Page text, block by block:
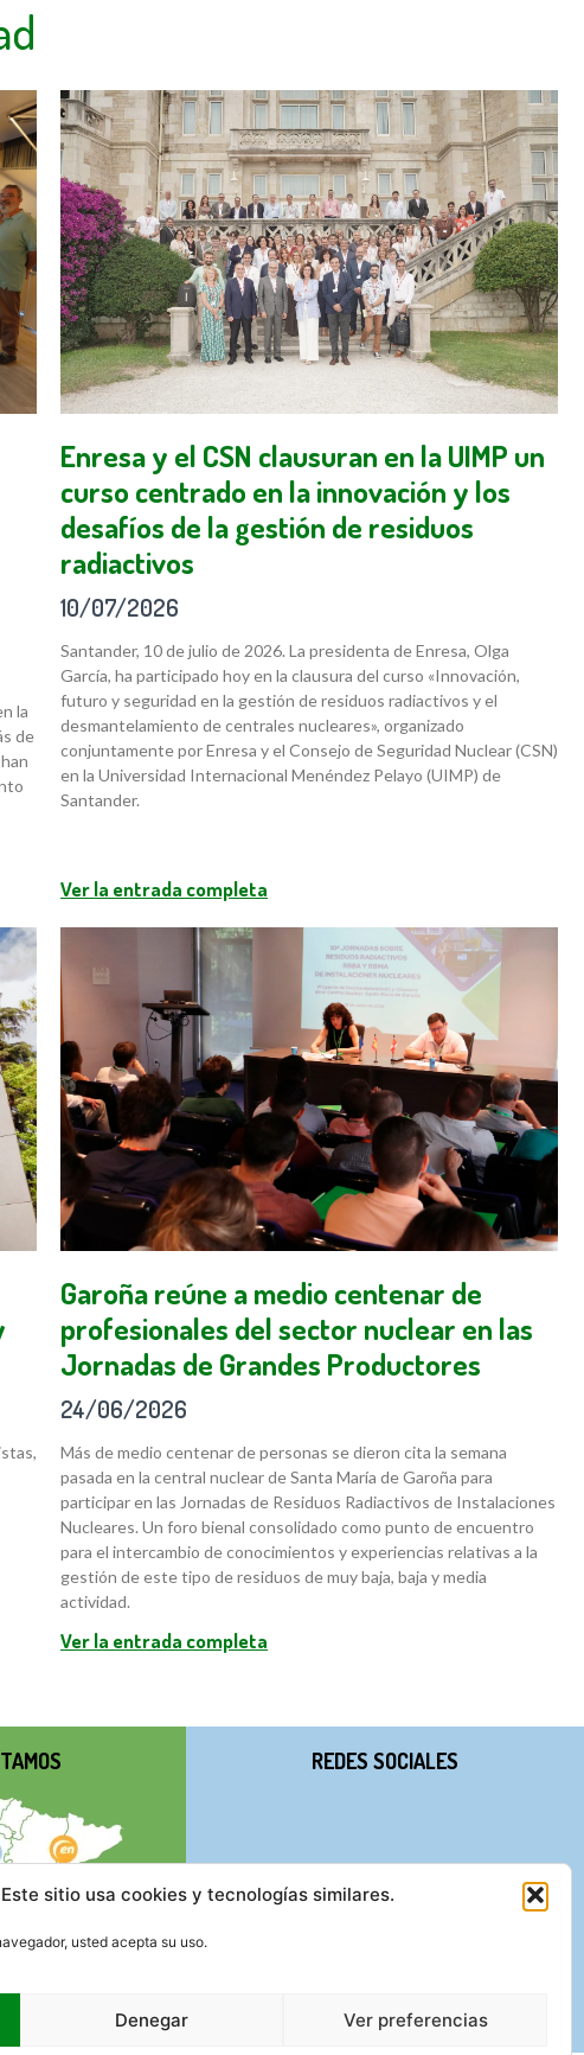
Este sitio usa cookies y tecnologías similares.
usted acepta su uso.
Denegar Ver preferencias
la
de
Enresa y el CSN clausuran en la UIMP un
curso centrado en la innovación y los
desafíos de la gestión de residuos
radiactivos
10/07/2026
Santander, 10 de julio de 2026. La presidenta de Enresa, Olga
García, ha participado hoy en la clausura del curso «Innovación,
futuro y seguridad en la gestión de residuos radiactivos y el
desmantelamiento de centrales nucleares», organizado
conjuntamente por Enresa y el Consejo de Seguridad Nuclear (CSN)
en la Universidad Internacional Menéndez Pelayo (UIMP) de
Santander.
Ver la entrada completa
Garoña reúne a medio centenar de
profesionales del sector nuclear en las
Jornadas de Grandes Productores
24/06/2026
Más de medio centenar de personas se dieron cita la semana
pasada en la central nuclear de Santa María de Garoña para
participar en las Jornadas de Residuos Radiactivos de Instalaciones
Nucleares. Un foro bienal consolidado como punto de encuentro
para el intercambio de conocimientos y experiencias relativas a la
gestión de este tipo de residuos de muy baja, baja y media
actividad.
Ver la entrada completa
REDES SOCIALES